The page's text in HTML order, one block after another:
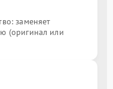
заменяет
(оригинал или